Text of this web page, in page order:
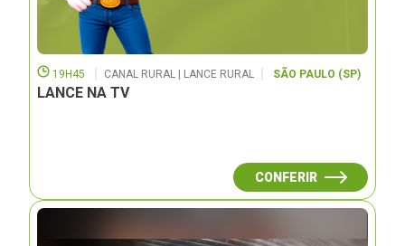
19H45 CANAL RURAL | LANCE RURAL SÃO PAULO (SP)
LANCE NA TV
CONFERIR